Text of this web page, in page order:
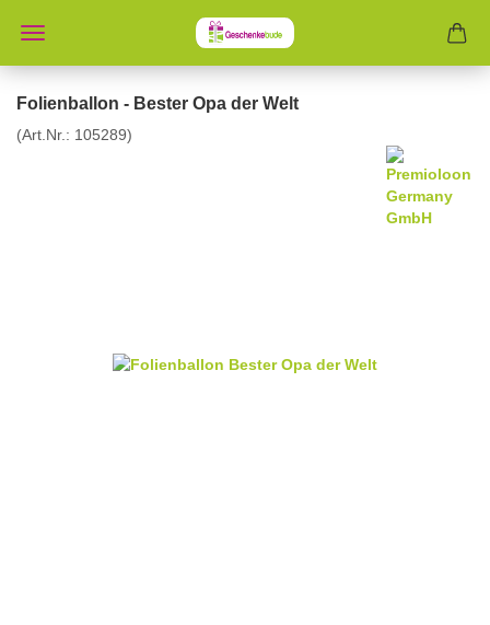
Folienballon - Bester Opa der Welt
(Art.Nr.: 105289)